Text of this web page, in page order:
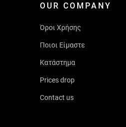
OUR COMPANY
Όροι Χρήσης
Ποιοι Είμαστε
Κατάστημα
Prices drop
Contact us